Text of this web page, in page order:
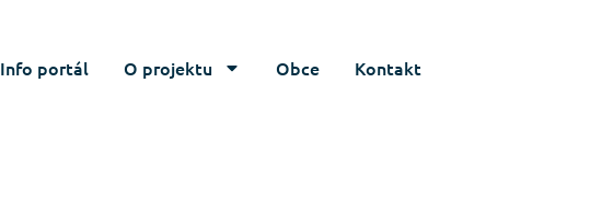
Info portál O projektu Obce Kontakt